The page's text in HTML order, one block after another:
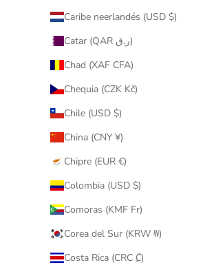
Caribe neerlandés (USD $)
Catar (QAR ر.ق)
Chad (XAF CFA)
Chequia (CZK Kč)
Chile (USD $)
China (CNY ¥)
Chipre (EUR €)
Colombia (USD $)
Comoras (KMF Fr)
Corea del Sur (KRW ₩)
Costa Rica (CRC ₡)